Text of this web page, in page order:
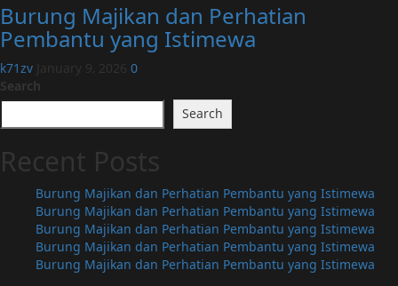
Burung Majikan dan Perhatian
Pembantu yang Istimewa
k71zv January 9, 2026 0
Search
Search
Recent Posts
Burung Majikan dan Perhatian Pembantu yang Istimewa
Burung Majikan dan Perhatian Pembantu yang Istimewa
Burung Majikan dan Perhatian Pembantu yang Istimewa
Burung Majikan dan Perhatian Pembantu yang Istimewa
Burung Majikan dan Perhatian Pembantu yang Istimewa